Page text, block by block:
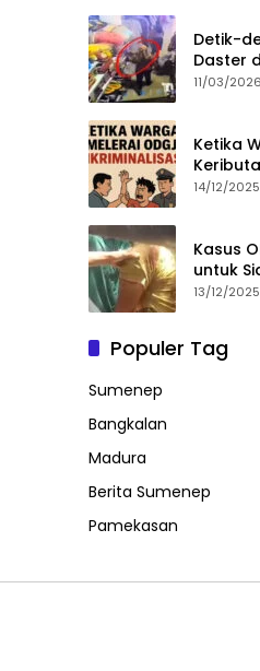
Detik-
Daster
11/03/2026
Ketika
14/12/2025
Kasus
untuk
13/12/2025
Populer Tag
Sumenep
Bangkalan
Madura
Berita Sumenep
Pamekasan